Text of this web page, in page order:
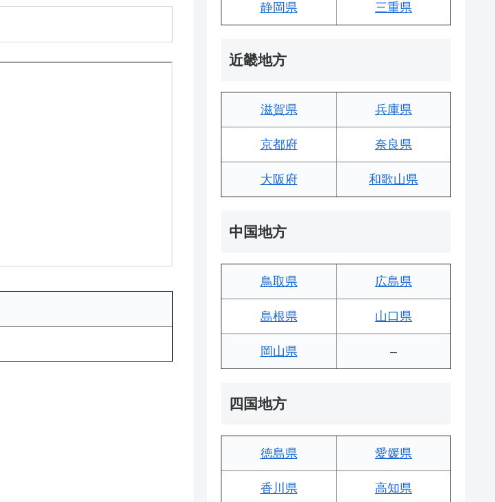
静岡県 三重県
近畿地方
滋賀県 兵庫県
京都府 奈良県
大阪府 和歌山県
中国地方
鳥取県 広島県
島根県 山口県
岡山県 –
四国地方
徳島県 愛媛県
香川県 高知県